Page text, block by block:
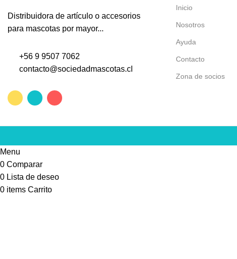
Distribuidora de artículo o accesorios
para mascotas por mayor...
+56 9 9507 7062
contacto@sociedadmascotas.cl
Inicio
Nosotros
Ayuda
Contacto
Zona de socios
Menu
0 Comparar
0 Lista de deseo
0 items Carrito